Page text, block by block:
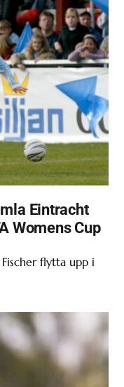
Eintracht
Womens Cup
flytta upp i